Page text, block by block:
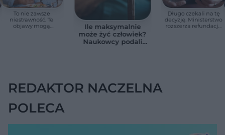
To nie zawsze
niestrawność. Te
objawy mogą
Ile maksymalnie
może żyć człowiek?
Naukowcy podali
Długo czekali na tę
decyzję. Ministerstwo
rozszerza refundację
REDAKTOR NACZELNA
POLECA